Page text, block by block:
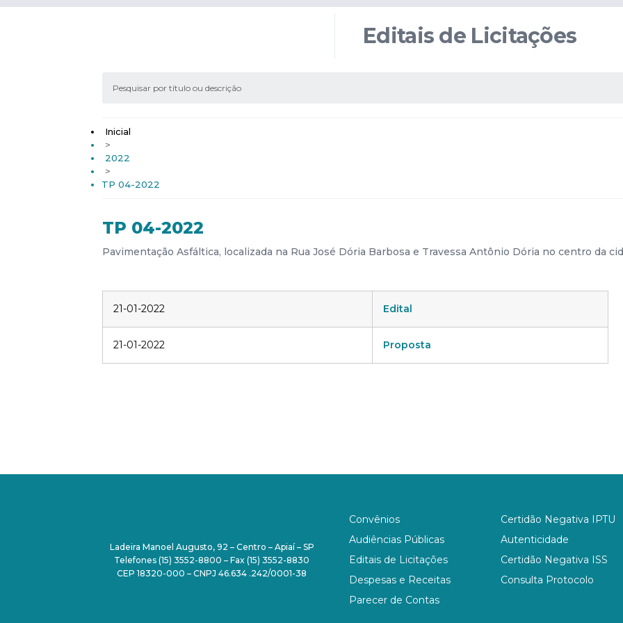
Editais de Licitações
Inicial
>
2022
>
TP 04-2022
TP 04-2022
Pavimentação Asfáltica, localizada na Rua José Dória Barbosa e Travessa Antônio Dória no centro da
21-01-2022 Edital
21-01-2022 Proposta
Ladeira Manoel Augusto, 92 – Centro – Apiaí – SP
Telefones (15) 3552-8800 – Fax (15) 3552-8830
CEP 18320-000 – CNPJ 46.634 .242/0001-38
Convênios
Audiências Públicas
Editais de Licitações
Despesas e Receitas
Parecer de Contas
Certidão Negativa IPTU
Autenticidade
Certidão Negativa ISS
Consulta Protocolo